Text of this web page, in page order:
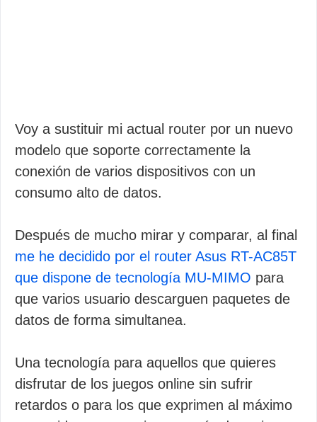
Voy a sustituir mi actual router por un nuevo
modelo que soporte correctamente la
conexión de varios dispositivos con un
consumo alto de datos.
Después de mucho mirar y comparar, al final
me he decidido por el router Asus RT-AC85T
que dispone de tecnología MU-MIMO para
que varios usuario descarguen paquetes de
datos de forma simultanea.
Una tecnología para aquellos que quieres
disfrutar de los juegos online sin sufrir
retardos o para los que exprimen al máximo